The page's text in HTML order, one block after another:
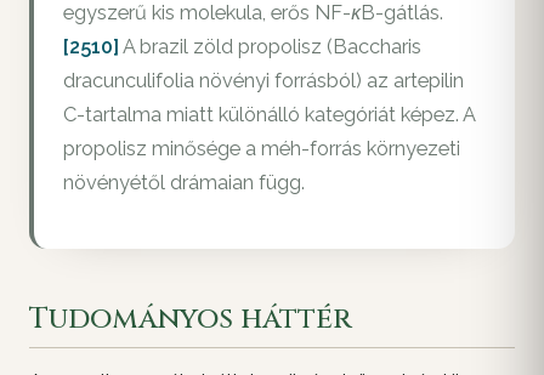
egyszerű kis molekula, erős NF-κB-gátlás.
[2510] A brazil zöld propolisz (Baccharis
dracunculifolia növényi forrásból) az artepilin
C-tartalma miatt különálló kategóriát képez. A
propolisz minősége a méh-forrás környezeti
növényétől drámaian függ.
Tudományos háttér